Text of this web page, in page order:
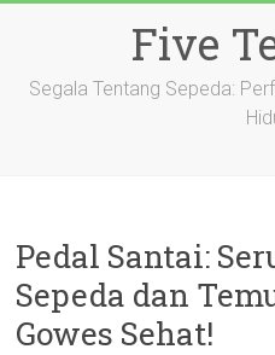
Five
Segala Tentang Sepeda:
Pedal Santai:
Sepeda dan
Gowes Sehat!